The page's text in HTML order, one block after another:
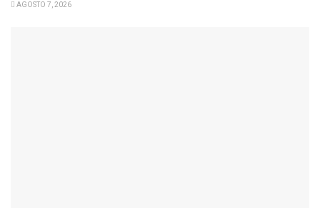
AGOSTO 7, 2026